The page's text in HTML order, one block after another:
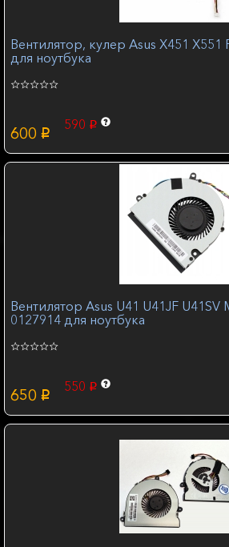
Вентилятор, кулер Asus X451 X551
для ноутбука
600 p
590 p
Вентилятор Asus U41 U41JF U41SV
0127914 для ноутбука
650 p
550 p